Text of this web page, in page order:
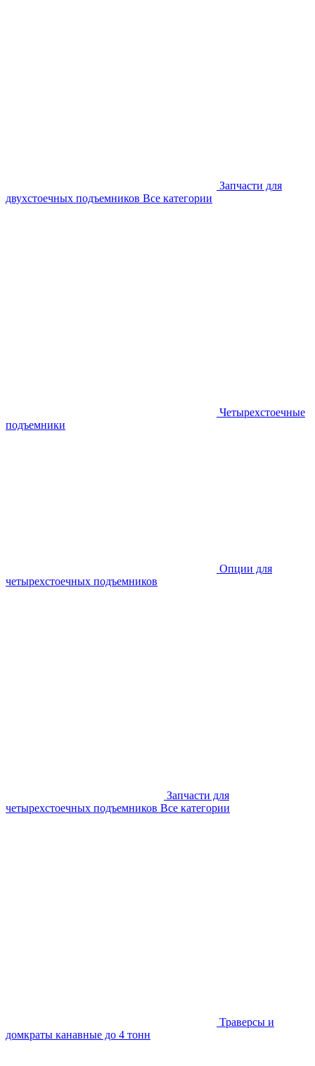
Запчасти для
двухстоечных подъемников Все категории
Четырехстоечные
подъемники
Опции для
четырехстоечных подъемников
Запчасти для
четырехстоечных подъемников Все категории
Траверсы и
домкраты канавные до 4 тонн